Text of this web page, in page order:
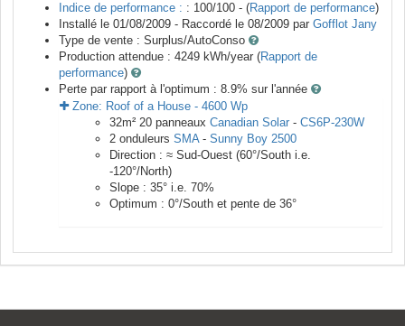
Indice de performance : : 100/100 - (Rapport de performance)
Installé le 01/08/2009 - Raccordé le 08/2009 par Gofflot Jany
Type de vente : Surplus/AutoConso
Production attendue : 4249 kWh/year (Rapport de
performance)
Perte par rapport à l'optimum : 8.9% sur l'année
Zone: Roof of a House - 4600 Wp
32m² 20 panneaux Canadian Solar - CS6P-230W
2 onduleurs SMA- Sunny Boy 2500
Direction : ≈ Sud-Ouest (60°/South i.e.
-120°/North)
Slope : 35° i.e. 70%
Optimum : 0°/South et pente de 36°